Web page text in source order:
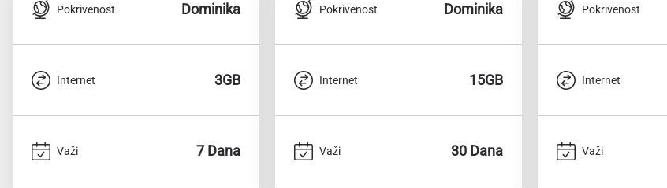
Pokrivenost Dominika
Internet 3GB
Važi 7 Dana
Pokrivenost Dominika
Internet 15GB
Važi 30 Dana
Pokrivenost
Internet
Važi